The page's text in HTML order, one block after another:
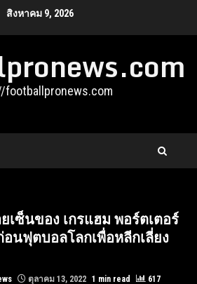
สิงหาคม 9, 2026
footballpronews.com
เซ็นของ เกรแฮม พอร์ตเตอร์
นฟุตบอลโลกเพื่อหลีกเลี่ยง
ตุลาคม 13, 2022 1 min read 617